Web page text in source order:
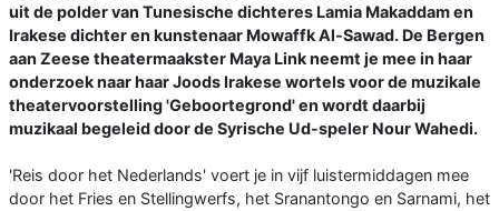
uit de polder van Tunesische dichteres Lamia Makaddam en
Irakese dichter en kunstenaar Mowaffk Al-Sawad. De Bergen
aan Zeese theatermaakster Maya Link neemt je mee in haar
onderzoek naar haar Joods Irakese wortels voor de muzikale
theatervoorstelling 'Geboortegrond' en wordt daarbij
muzikaal begeleid door de Syrische Ud-speler Nour Wahedi.
'Reis door het Nederlands' voert je in vijf luistermiddagen mee
door het Fries en Stellingwerfs, het Sranantongo en Sarnami, het